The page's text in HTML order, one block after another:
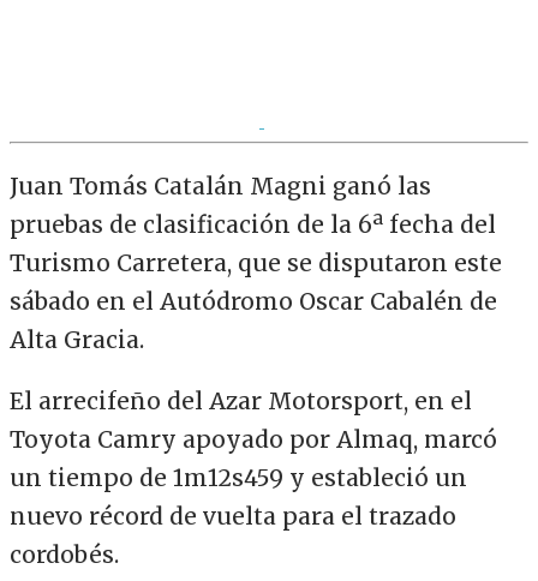
Juan Tomás Catalán Magni ganó las
pruebas de clasificación de la 6ª fecha del
Turismo Carretera, que se disputaron este
sábado en el Autódromo Oscar Cabalén de
Alta Gracia.
El arrecifeño del Azar Motorsport, en el
Toyota Camry apoyado por Almaq, marcó
un tiempo de 1m12s459 y estableció un
nuevo récord de vuelta para el trazado
cordobés.